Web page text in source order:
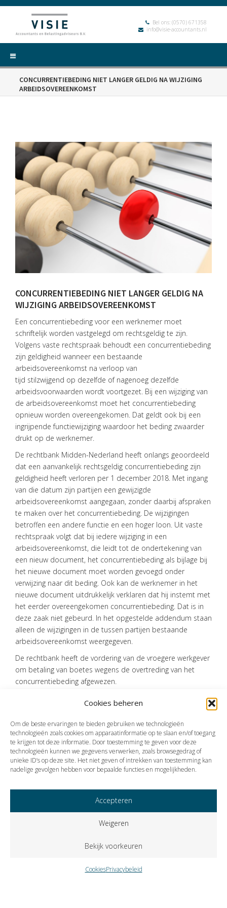
Cookies beheren
Om de beste ervaringen te bieden gebruiken we technologieën
technologieën zoals cookies om apparaatinformatie op te slaan en/of toegang
te krijgen tot deze informatie. Door toestemming te geven voor deze
technologieën kunnen we gegevens verwerken, zoals browsegedrag of
unieke ID’s op deze site. Het niet geven of intrekken van toestemming kan
nadelige gevolgen hebben voor bepaalde functies en mogelijkheden.
Accepteren
Weigeren
Bekijk voorkeuren
CookiesPrivacybeleid
Bel ons: (0570) 671358
info@visie-accountants.nl
HOME
DIENSTEN
OVER
VISIE
ONS
TEAM
VACATURES
CONTACT
CONCURRENTIEBEDING NIET LANGER GELDIG NA WIJZIGING
ARBEIDSOVEREENKOMST
CONCURRENTIEBEDING NIET LANGER GELDIG NA
WIJZIGING ARBEIDSOVEREENKOMST
Een concurrentiebeding voor een werknemer moet
schriftelijk worden vastgelegd om rechtsgeldig te zijn.
Volgens vaste rechtspraak behoudt een concurrentiebeding
zijn geldigheid wanneer een bestaande
arbeidsovereenkomst na verloop van
tijd stilzwijgend op dezelfde of nagenoeg dezelfde
arbeidsvoorwaarden wordt voortgezet. Bij een wijziging van
de arbeidsovereenkomst moet het concurrentiebeding
opnieuw worden overeengekomen. Dat geldt ook bij een
ingrijpende functiewijziging waardoor het beding zwaarder
drukt op de werknemer.
De rechtbank Midden-Nederland heeft onlangs geoordeeld
dat een aanvankelijk rechtsgeldig concurrentiebeding zijn
geldigheid heeft verloren per 1 december 2018. Met ingang
van die datum zijn partijen een gewijzigde
arbeidsovereenkomst aangegaan, zonder daarbij afspraken
te maken over het concurrentiebeding. De wijzigingen
betroffen een andere functie en een hoger loon. Uit vaste
rechtspraak volgt dat bij iedere wijziging in een
arbeidsovereenkomst, die leidt tot de ondertekening van
een nieuw document, het concurrentiebeding als bijlage bij
het nieuwe document moet worden gevoegd onder
verwijzing naar dit beding. Ook kan de werknemer in het
nieuwe document uitdrukkelijk verklaren dat hij instemt met
het eerder overeengekomen concurrentiebeding. Dat is in
deze zaak niet gebeurd. In het opgestelde addendum staan
alleen de wijzigingen in de tussen partijen bestaande
arbeidsovereenkomst weergegeven.
De rechtbank heeft de vordering van de vroegere werkgever
om betaling van boetes wegens de overtreding van het
concurrentiebeding afgewezen.
ECLINLRBMNE20243211, 10833644 / MC EXPL 23-7399 BW 31650 | 23-
Vorige Volgende